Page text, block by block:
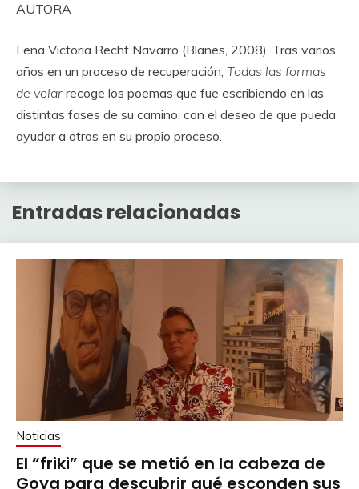
AUTORA
Lena Victoria Recht Navarro (Blanes, 2008). Tras varios
años en un proceso de recuperación, Todas las formas
de volar recoge los poemas que fue escribiendo en las
distintas fases de su camino, con el deseo de que pueda
ayudar a otros en su propio proceso.
Entradas relacionadas
Noticias
El “friki” que se metió en la cabeza de
Goya para descubrir qué esconden sus